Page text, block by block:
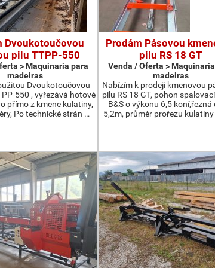
Dvoukotoučovou
pilu TTPP-550
> Maquinaria para
madeiras
Dvoukotoučovou
550 , vyřezává hotové
přímo z kmene kulatiny,
Po technické strán …
Prodám Pásovou
pilu RS 18 GT
Venda / Oferta >
madeiras
Nabízím k prodeji kmenovou
pilu RS 18 GT, pohon
B&S o výkonu 6,5 koní,řezná
5,2m, průměr prořezu